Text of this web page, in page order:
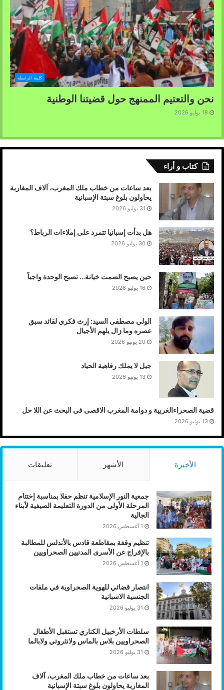
كلمة الرابطة
نحن والتعتيم الممنهج حول قضيتنا الوطنية
18 يوليو 2026
كتاب و أراء
بعد ساعات من خطاب ملك المغرب، آلاف المغاربة
يحاولون بلوغ سبتة الإسبانية
31 يوليو 2026
هل بدأت إسبانيا تتمرد على إملاءات الرباط؟
30 يوليو 2026
حين يصبح الصمت خيانة… تصبح الوحدة واجباً
16 يوليو 2026
الولي مصطفى السيد: إرث فكري لقائد سبق
عصره وما زال يلهم الأجيال
20 يونيو 2026
جيل لا يملك رفاهية الحياد
13 يونيو 2026
قضية الصحراءالغربية و دوامة المغرب الاقصى في البحث عن اللا حل
13 يونيو 2026
الأخيرة الأشهر تعليقات
جمعية النور الإسلامية تنظم حفلا بمناسبة إختتام
المرحلة الأولى من الدورة التعليمة الصيفية لأبناء
الجالية
1 أغسطس 2026
تنظيم وقفة بمقاطعة قادس بالأندلس للمطالبة
بالإفراج عن الأسرى المدنيين الصحراويين
1 أغسطس 2026
انتصار قضائي للهوية الصحراوية في ملفات
الجنسية الاسبانية
31 يوليو 2026
سلطات الأرخبيل الكناري تستقبل الأطفال
الصحراويين بلاس بالماس ولانثروتي ولابالما
31 يوليو 2026
بعد ساعات من خطاب ملك المغرب، آلاف
المغاربة يحاولون بلوغ سبتة الإسبانية